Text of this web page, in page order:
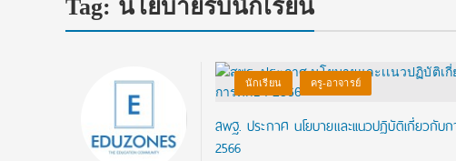
Tag: นโยบายรับนักเรียน
นักเรียน ครู-อาจารย์
สพฐ. ประกาศ นโยบายและเเนวปฏิบัติเกี่ยว
2566